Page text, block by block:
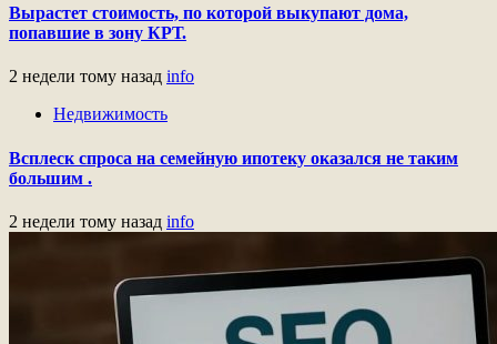
Вырастет стоимость, по которой выкупают дома,
попавшие в зону КРТ.
2 недели тому назад info
Недвижимость
Всплеск спроса на семейную ипотеку оказался не таким
большим .
2 недели тому назад info